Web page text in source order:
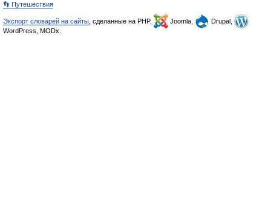
👣 Путешествия
Экспорт словарей на сайты , сделанные на PHP, Joomla,
Drupal,
WordPress, MODx.